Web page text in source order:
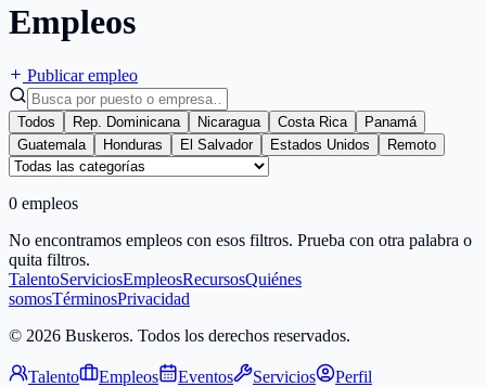
Empleos
Publicar empleo
Todos Rep. Dominicana Nicaragua Costa Rica
Panamá
Guatemala
Honduras El Salvador Estados Unidos Remoto
0 empleos
No encontramos empleos con esos filtros. Prueba con otra palabra o
quita filtros.
TalentoServiciosEmpleosRecursosQuiénes
somosTérminosPrivacidad
© 2026 Buskeros. Todos los derechos reservados.
Talento Empleos Eventos Servicios Perfil